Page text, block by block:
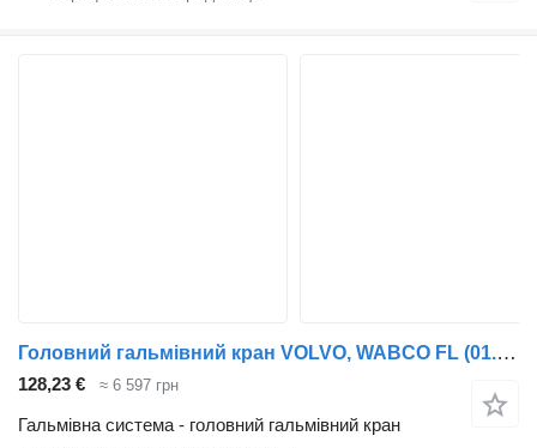
Головний гальмівний кран VOLVO, WABCO FL (01.00-) 4757210010 до тягача Volvo FL, FL6, FL7, FL10, FL12, FS718 (1985-2005)
128,23 € ≈ 6 597 грн
Гальмівна система - головний гальмівний кран